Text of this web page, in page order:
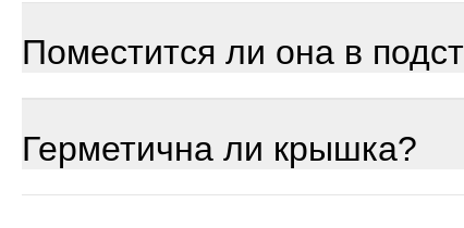
Поместится ли она в
Герметична ли крышка?